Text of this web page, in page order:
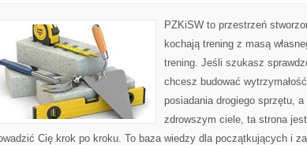
PZKiSW to przestrzeń
kochają trening z masą
trening. Jeśli szukasz
chcesz budować
posiadania drogiego sprzętu,
zdrowszym ciele, ta strona
Cię krok po kroku. To baza wiedzy dla początkujących i